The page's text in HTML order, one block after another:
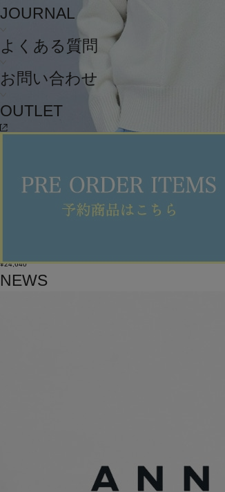
JOURNAL
よくある質問
お問い合わせ
OUTLET
feerique
¥24,640
NEWS